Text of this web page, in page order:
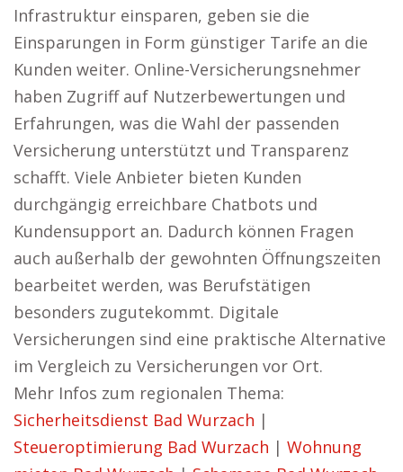
Infrastruktur einsparen, geben sie die
Einsparungen in Form günstiger Tarife an die
Kunden weiter. Online-Versicherungsnehmer
haben Zugriff auf Nutzerbewertungen und
Erfahrungen, was die Wahl der passenden
Versicherung unterstützt und Transparenz
schafft. Viele Anbieter bieten Kunden
durchgängig erreichbare Chatbots und
Kundensupport an. Dadurch können Fragen
auch außerhalb der gewohnten Öffnungszeiten
bearbeitet werden, was Berufstätigen
besonders zugutekommt. Digitale
Versicherungen sind eine praktische Alternative
im Vergleich zu Versicherungen vor Ort.
Mehr Infos zum regionalen Thema:
Sicherheitsdienst Bad Wurzach |
Steueroptimierung Bad Wurzach | Wohnung